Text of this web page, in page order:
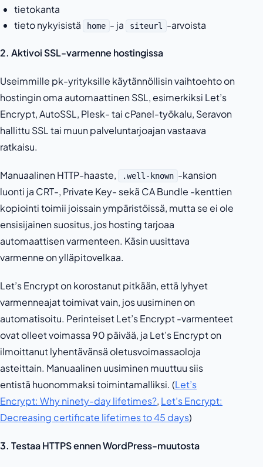
tietokanta
tieto nykyisistä
home - ja siteurl -arvoista
2. Aktivoi SSL-varmenne hostingissa
Useimmille pk-yrityksille käytännöllisin vaihtoehto on
hostingin oma automaattinen SSL, esimerkiksi Let’s
Encrypt, AutoSSL, Plesk- tai cPanel-työkalu, Seravon
hallittu SSL tai muun palveluntarjoajan vastaava
ratkaisu.
Manuaalinen HTTP-haaste, .well-known -kansion
luonti ja CRT-, Private Key- sekä CA Bundle -kenttien
kopiointi toimii joissain ympäristöissä, mutta se ei ole
ensisijainen suositus, jos hosting tarjoaa
automaattisen varmenteen. Käsin uusittava
varmenne on ylläpitovelkaa.
Let’s Encrypt on korostanut pitkään, että lyhyet
varmenneajat toimivat vain, jos uusiminen on
automatisoitu. Perinteiset Let’s Encrypt -varmenteet
ovat olleet voimassa 90 päivää, ja Let’s Encrypt on
ilmoittanut lyhentävänsä oletusvoimassaoloja
asteittain. Manuaalinen uusiminen muuttuu siis
entistä huonommaksi toimintamalliksi. (Let’s
Encrypt: Why ninety-day lifetimes?, Let’s Encrypt:
Decreasing certificate lifetimes to 45 days)
3. Testaa HTTPS ennen WordPress-muutosta